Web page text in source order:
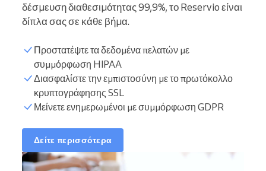
δέσμευση διαθεσιμότητας 99,9%, το Reservio είναι
δίπλα σας σε κάθε βήμα.
Προστατέψτε τα δεδομένα πελατών με
συμμόρφωση HIPAA
Διασφαλίστε την εμπιστοσύνη με το πρωτόκολλο
κρυπτογράφησης SSL
Μείνετε ενημερωμένοι με συμμόρφωση GDPR
Δείτε περισσότερα